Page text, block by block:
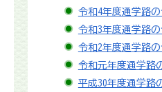
令和4年度通学路の
令和3年度通学路の
令和2年度通学路の
令和元年度通学路
平成30年度通学路